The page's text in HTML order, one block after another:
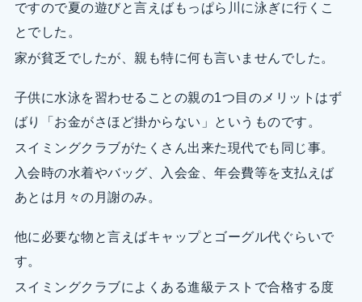
ですので夏の遊びと言えばもっぱら川に泳ぎに行くこ
とでした。
家が貧乏でしたが、親も特に何も言いませんでした。
子供に水泳を習わせることの親の1つ目のメリットはず
ばり「お金がさほど掛からない」というものです。
スイミングクラブがたくさん出来た現代でも同じ事。
入会時の水着やバッグ、入会金、年会費等を支払えば
あとは月々の月謝のみ。
他に必要な物と言えばキャップとゴーグル代ぐらいで
す。
スイミングクラブによくある進級テストで合格する度